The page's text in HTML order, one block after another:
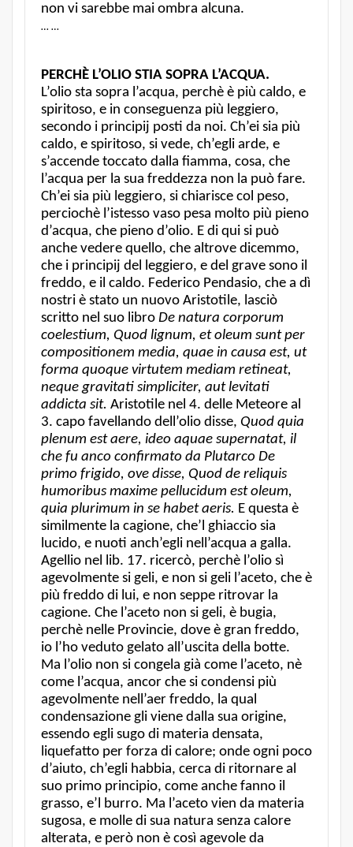
non vi sarebbe mai ombra alcuna.
… …
PERCHÈ L’OLIO STIA SOPRA L’ACQUA.
L’olio sta sopra l’acqua, perchè è più caldo, e
spiritoso, e in conseguenza più leggiero,
secondo i principij posti da noi. Ch’ei sia più
caldo, e spiritoso, si vede, ch’egli arde, e
s’accende toccato dalla fiamma, cosa, che
l’acqua per la sua freddezza non la può fare.
Ch’ei sia più leggiero, si chiarisce col peso,
perciochè l’istesso vaso pesa molto più pieno
d’acqua, che pieno d’olio. E di qui si può
anche vedere quello, che altrove dicemmo,
che i principij del leggiero, e del grave sono il
freddo, e il caldo. Federico Pendasio, che a dì
nostri è stato un nuovo Aristotile, lasciò
scritto nel suo libro De natura corporum
coelestium, Quod lignum, et oleum sunt per
compositionem media, quae in causa est, ut
forma quoque virtutem mediam retineat,
neque gravitati simpliciter, aut levitati
addicta sit. Aristotile nel 4. delle Meteore al
3. capo favellando dell’olio disse, Quod quia
plenum est aere, ideo aquae supernatat, il
che fu anco confirmato da Plutarco De
primo frigido, ove disse, Quod de reliquis
humoribus maxime pellucidum est oleum,
quia plurimum in se habet aeris. E questa è
similmente la cagione, che’l ghiaccio sia
lucido, e nuoti anch’egli nell’acqua a galla.
Agellio nel lib. 17. ricercò, perchè l’olio sì
agevolmente si geli, e non si geli l’aceto, che è
più freddo di lui, e non seppe ritrovar la
cagione. Che l’aceto non si geli, è bugia,
perchè nelle Provincie, dove è gran freddo,
io l’ho veduto gelato all’uscita della botte.
Ma l’olio non si congela già come l’aceto, nè
come l’acqua, ancor che si condensi più
agevolmente nell’aer freddo, la qual
condensazione gli viene dalla sua origine,
essendo egli sugo di materia densata,
liquefatto per forza di calore; onde ogni poco
d’aiuto, ch’egli habbia, cerca di ritornare al
suo primo principio, come anche fanno il
grasso, e’l burro. Ma l’aceto vien da materia
sugosa, e molle di sua natura senza calore
alterata, e però non è così agevole da